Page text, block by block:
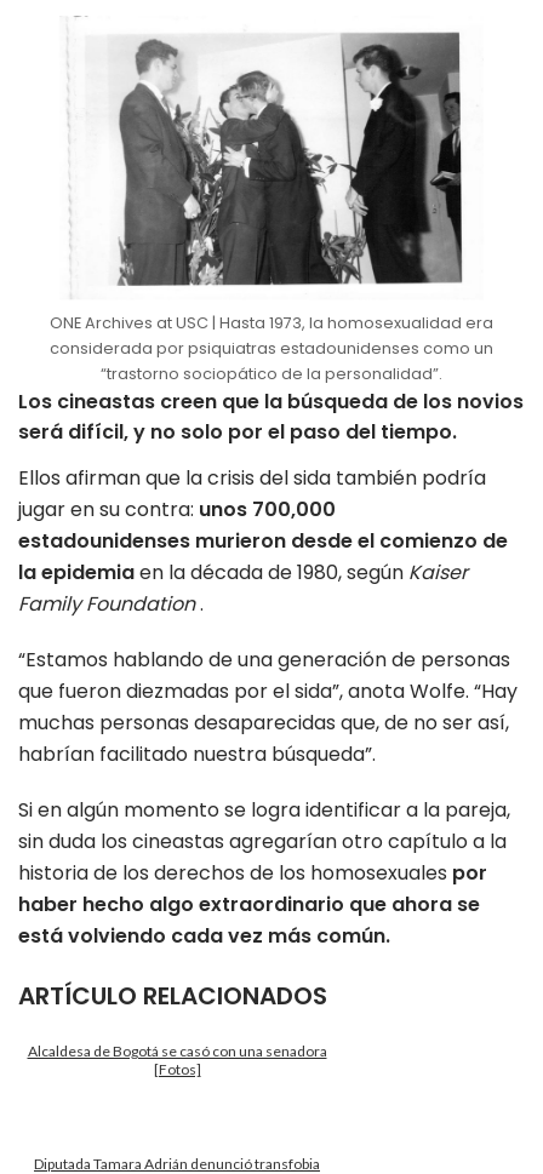
ONE Archives at USC | Hasta 1973, la homosexualidad era
considerada por psiquiatras estadounidenses como un
“trastorno sociopático de la personalidad”.
Los cineastas creen que la búsqueda de los novios
será difícil, y no solo por el paso del tiempo.
Ellos afirman que la crisis del sida también podría
jugar en su contra: unos 700,000
estadounidenses murieron desde el comienzo de
la epidemiaen la década de 1980, según Kaiser
Family Foundation.
“Estamos hablando de una generación de personas
que fueron diezmadas por el sida”, anota Wolfe. “Hay
muchas personas desaparecidas que, de no ser así,
habrían facilitado nuestra búsqueda”.
Si en algún momento se logra identificar a la pareja,
sin duda los cineastas agregarían otro capítulo a la
historia de los derechos de los homosexuales por
haber hecho algo extraordinario que ahora se
está volviendo cada vez más común.
ARTÍCULO RELACIONADOS
Alcaldesa de Bogotá se casó con una senadora
[Fotos]
Diputada Tamara Adrián denunció transfobia